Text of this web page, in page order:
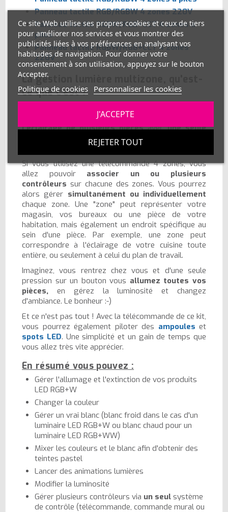
Panneau tactile RGB/RGBW 4 zones 220V
Panneau tactile RGBW/RGB+CCT 4 zones à
piles
Panneau tactile RGBW/RGB+CCT 4 zones
220V
La gestion lumière multizone, qu'est-
ce que c'est ?
pouvoir vous passer. Vous souhaitez
l'éclairage de plusieurs piècesavecune seule
Et bien cela devient possible avec
Si vous utilisez une télécommande 4 zones, vous
allez pouvoir associer un ou plusieurs
contrôleurs sur chacune des zones. Vous pourrez
alors gérer simultanément ou individuellement
chaque zone. Une "zone" peut représenter votre
magasin, vos bureaux ou une pièce de votre
habitation, mais également un endroit spécifique au
sein d'une pièce. Par exemple, une zone peut
correspondre à l'éclairage de votre cuisine toute
entière, ou seulement à celui du plan de travail.
Imaginez, vous rentrez chez vous et d'une seule
pression sur un bouton vous allumez toutes vos
pièces, en gérez la luminosité et changez
d'ambiance. Le bonheur :-)
Et ce n'est pas tout ! Avec la télécommande de ce kit,
vous pourrez également piloter des ampoules et
spots LED. Une simplicité et un gain de temps que
vous allez très vite apprécier.
En résumé vous pouvez :
Gérer l'allumage et l'extinction de vos produits
LED RGB+W
Changer la couleur
Gérer un vrai blanc (blanc froid dans le cas d'un
luminaire LED RGB+W ou blanc chaud pour un
luminaire LED RGB+WW)
Mixer les couleurs et le blanc afin d'obtenir des
teintes pastel
Lancer des animations lumières
Modifier la luminosité
Gérer plusieurs contrôleurs via un seul système
de contrôle (télécommande, commande mural ou
Ce site Web utilise ses propres cookies et ceux de tiers
pour améliorer nos services et vous montrer des
publicités liées à vos préférences en analysant vos
habitudes de navigation. Pour donner votre
consentement à son utilisation, appuyez sur le bouton
Accepter.
Politique de cookies Personnaliser les cookies
REJETER TOUT
J'ACCEPTE